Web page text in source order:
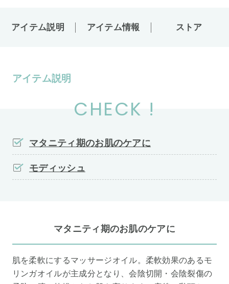
アイテム説明 アイテム情報 ストア
アイテム説明
CHECK !
マタニティ期のお肌のケアに
モディッシュ
マタニティ期のお肌のケアに
肌を柔軟にするマッサージオイル。柔軟効果のあるモ
リンガオイルが主成分となり、会陰切開・会陰裂傷の